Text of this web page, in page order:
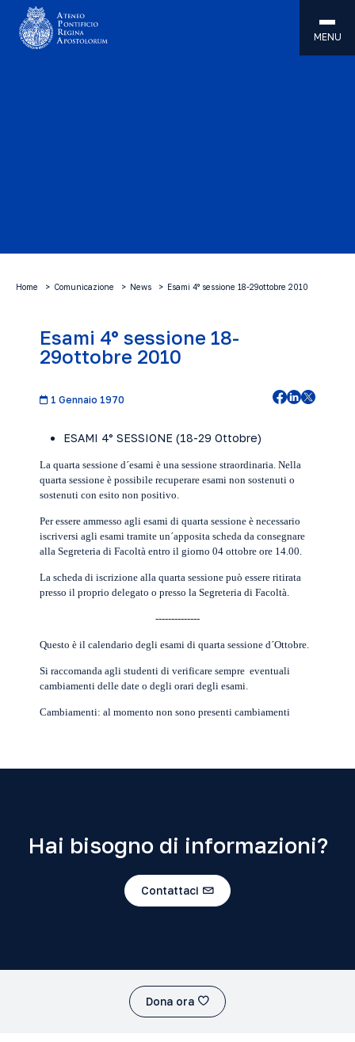
MENU
Home Comunicazione News Esami 4° sessione 18-29ottobre 2010
Esami 4° sessione 18-
29ottobre 2010
1 Gennaio 1970
ESAMI 4° SESSIONE (18-29 Ottobre)
La quarta sessione d´esami è una sessione straordinaria. Nella
quarta sessione è possibile recuperare esami non sostenuti o
sostenuti con esito non positivo.
Per essere ammesso agli esami di quarta sessione è necessario
iscriversi agli esami tramite un´apposita scheda da consegnare
alla Segreteria di Facoltà entro il giorno 04 ottobre ore 14.00.
La scheda di iscrizione alla quarta sessione può essere ritirata
presso il proprio delegato o presso la Segreteria di Facoltà.
--------------
Questo è il calendario degli esami di quarta sessione d´Ottobre.
Si raccomanda agli studenti di verificare sempre eventuali
cambiamenti delle date o degli orari degli esami.
Cambiamenti: al momento non sono presenti cambiamenti
Hai bisogno di informazioni?
Contattaci
Dona ora